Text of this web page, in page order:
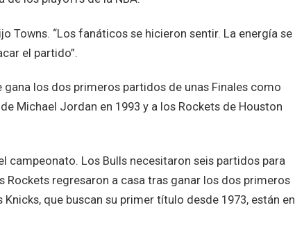
Towns. “Los fanáticos se hicieron sentir. La energía se
el partido”.
los dos primeros partidos de unas Finales como
Michael Jordan en 1993 y a los Rockets de Houston
campeonato. Los Bulls necesitaron seis partidos para
Rockets regresaron a casa tras ganar los dos primeros
que buscan su primer título desde 1973, están en